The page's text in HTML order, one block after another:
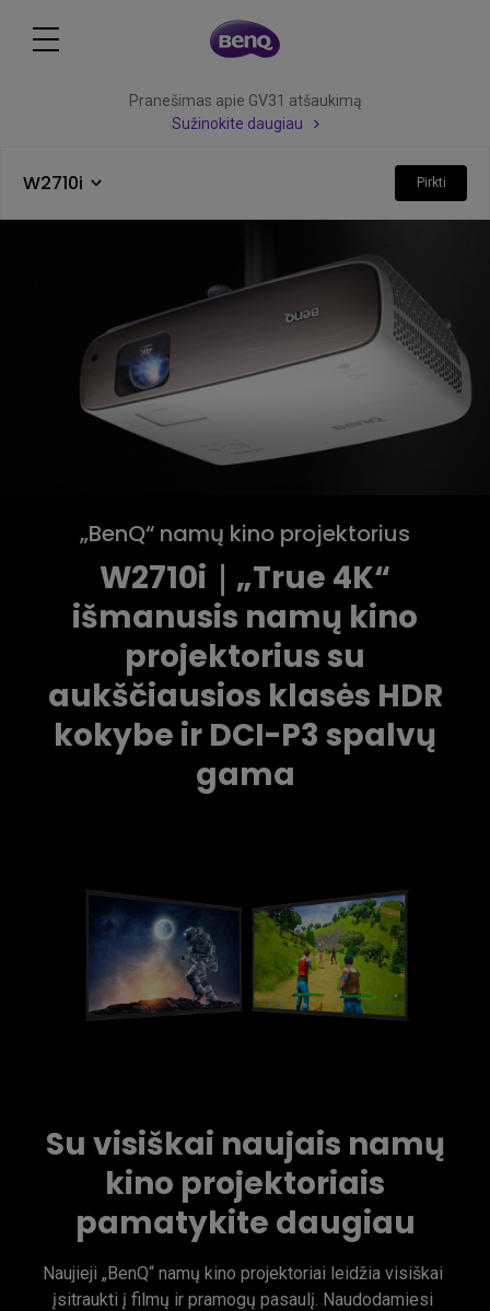
Pranešimas apie GV31 atšaukimą
Sužinokite daugiau
W2710i Pirkti
„BenQ“ namų kino projektorius
W2710i｜„True 4K“
išmanusis namų kino
projektorius su
aukščiausios klasės HDR
kokybe ir DCI-P3 spalvų
gama
Su visiškai naujais namų
kino projektoriais
pamatykite daugiau
Naujieji „BenQ“ namų kino projektoriai leidžia visiškai
įsitraukti į filmų ir pramogų pasaulį. Naudodamiesi